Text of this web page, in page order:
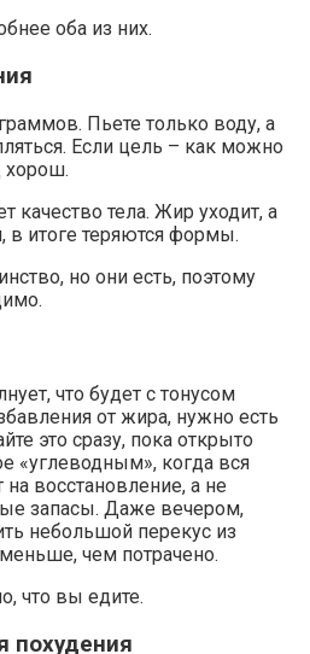
оба из них.
Пьете только воду, а
Если цель – как можно
хорош.
качество тела. Жир уходит, а
итоге теряются формы.
но они есть, поэтому
что будет с тонусом
от жира, нужно есть
это сразу, пока открыто
«углеводным», когда вся
восстановление, а не
запасы. Даже вечером,
небольшой перекус из
чем потрачено.
что вы едите.
похудения